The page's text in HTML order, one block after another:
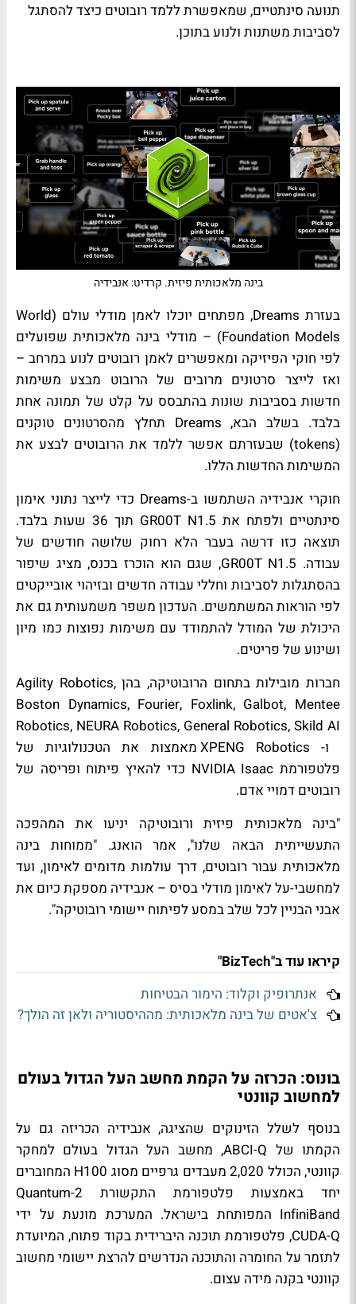
תנועה סינתטיים, שמאפשרת ללמד רובוטים כיצד להסתגל
לסביבות משתנות ולנוע בתוכן.
בינה מלאכותית פיזית. קרדיט: אנבידיה
בעזרת Dreams, מפתחים יוכלו לאמן מודלי עולם (World
Foundation Models) – מודלי בינה מלאכותית שפועלים
לפי חוקי הפיזיקה ומאפשרים לאמן רובוטים לנוע במרחב –
ואז לייצר סרטונים מרובים של הרובוט מבצע משימות
חדשות בסביבות שונות בהתבסס על קלט של תמונה אחת
בלבד. בשלב הבא, Dreams תחלץ מהסרטונים טוקנים
(tokens) שבעזרתם אפשר ללמד את הרובוטים לבצע את
המשימות החדשות הללו.
חוקרי אנבידיה השתמשו ב-Dreams כדי לייצר נתוני אימון
סינתטיים ולפתח את GR00T N1.5 תוך 36 שעות בלבד.
תוצאה כזו דרשה בעבר הלא רחוק שלושה חודשים של
עבודה. GR00T N1.5, שגם הוא הוכרז בכנס, מציג שיפור
בהסתגלות לסביבות וחללי עבודה חדשים ובזיהוי אובייקטים
לפי הוראות המשתמשים. העדכון משפר משמעותית גם את
היכולת של המודל להתמודד עם משימות נפוצות כמו מיון
ושינוע של פריטים.
חברות מובילות בתחום הרובוטיקה, בהן Agility Robotics,
Boston Dynamics, Fourier, Foxlink, Galbot, Mentee
Robotics, NEURA Robotics, General Robotics, Skild AI
ו- XPENG Robotics מאמצות את הטכנולוגיות של
פלטפורמת NVIDIA Isaac כדי להאיץ פיתוח ופריסה של
רובוטים דמויי אדם.
"בינה מלאכותית פיזית ורובוטיקה יניעו את המהפכה
התעשייתית הבאה שלנו", אמר הואנג. "ממוחות בינה
מלאכותית עבור רובוטים, דרך עולמות מדומים לאימון, ועד
למחשבי-על לאימון מודלי בסיס – אנבידיה מספקת כיום את
אבני הבניין לכל שלב במסע לפיתוח יישומי רובוטיקה".
קיראו עוד ב"BizTech"
אנתרופיק וקלוד: הימור הבטיחות
צ'אטים של בינה מלאכותית: מההיסטוריה ולאן זה הולך?
בונוס: הכרזה על הקמת מחשב העל הגדול בעולם
למחשוב קוונטי
בנוסף לשלל הזינוקים שהציגה, אנבידיה הכריזה גם על
הקמתו של ABCI-Q, מחשב העל הגדול בעולם למחקר
קוונטי, הכולל 2,020 מעבדים גרפיים מסוג H100 המחוברים
יחד באמצעות פלטפורמת התקשורת Quantum-2
InfiniBand המפותחת בישראל. המערכת מונעת על ידי
CUDA-Q, פלטפורמת תוכנה היברידית בקוד פתוח, המיועדת
לתזמר על החומרה והתוכנה הנדרשים להרצת יישומי מחשוב
קוונטי בקנה מידה עצום.